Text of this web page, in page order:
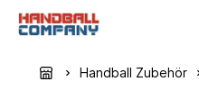
Handball Zubehör